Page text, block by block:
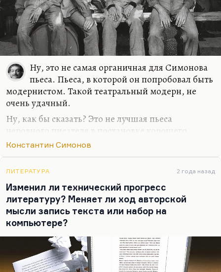
Почему этот текст оказался таким знаменитым и
что вообще из себя представляет военная лирика
Симонова? Начнем с того, что все инсинуации,
которые Симонова…
Ну, это не самая органичная для Симонова
пьеса. Пьеса, в которой он попробовал быть
модернистом. Такой театральный модерн, не
очень удачный.
Ну, как бы сказать? Это не лучшая пьеса
неровного писателя в постановке хорошего
честного советского режиссера, с
не любил. Она казалась ему довольно
искусственной. Да и вообще, понимаете, там
сценические приемы этой пьесы, ее такая
невинная хемингуэевщина — это попытки
переписать русский вопрос средствами 1972 года.
Симонов был честный литератор. Действительно,
честный, безусловно, очень одаренный. Но у него
были пределы. Мыслителем он не был. Он был
довольно стихийным, довольно…
Константин Симонов
ЛИТЕРАТУРА 2 года назад
Изменил ли технический прогресс
литературу? Меняет ли ход авторской
мысли запись текста или набор на
компьютере?